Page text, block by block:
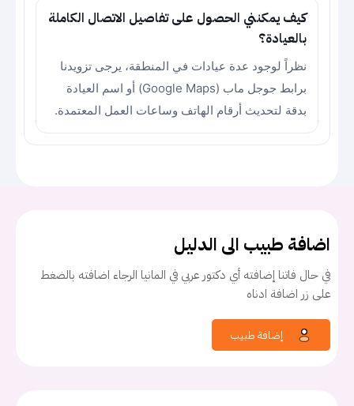
كيف يمكنني الحصول على تفاصيل الاتصال الكاملة
بالعيادة؟
نظراً لوجود عدة عيادات في المنطقة، يرجى تزويدنا
برابط جوجل ماب (Google Maps) أو اسم العيادة
بدقة لتحديث أرقام الهاتف وساعات العمل المعتمدة.
اضافة طبيب الى الدليل
في حال فاتنا إضافته أي دكتور عربي في المانيا الرجاء اضافته بالضغط
على زر اضافة ادناه